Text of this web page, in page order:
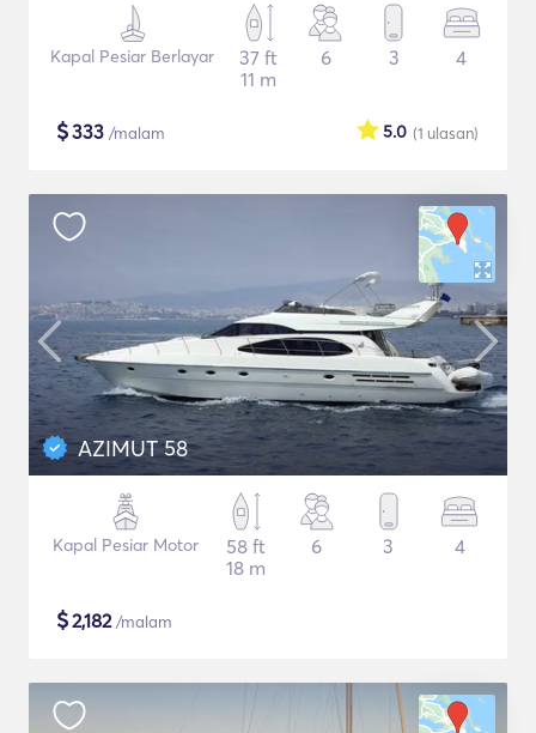
Kapal Pesiar Berlayar
37 ft
11 m
6 3 4
$333 /malam (1 ulasan)
5.0
AZIMUT 58
Kapal Pesiar Motor
58 ft
18 m
6 3 4
$2,182/malam